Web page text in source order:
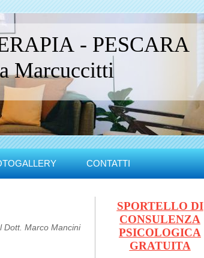
- PESCARA
Marcuccitti
CONTATTI
Dott. Marco Mancini
SPORTELLO DI
CONSULENZA
PSICOLOGICA
GRATUITA